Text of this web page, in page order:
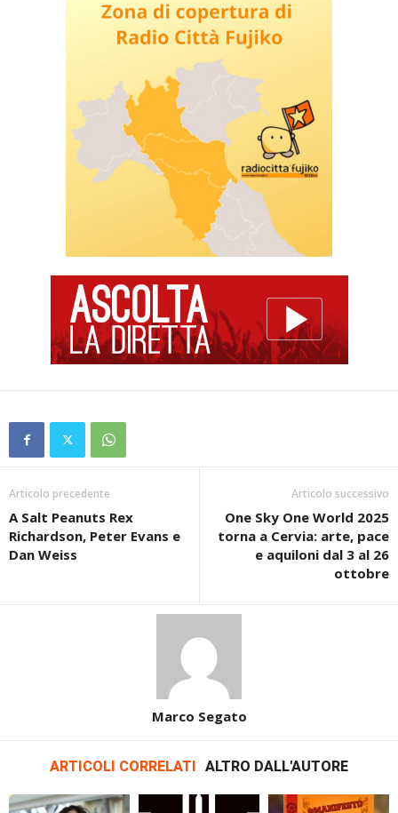
Articolo precedente
A Salt Peanuts Rex
Richardson, Peter Evans e
Dan Weiss
Articolo successivo
One Sky One World 2025
torna a Cervia: arte, pace
e aquiloni dal 3 al 26
ottobre
Marco Segato
ARTICOLI CORRELATI ALTRO DALL'AUTORE